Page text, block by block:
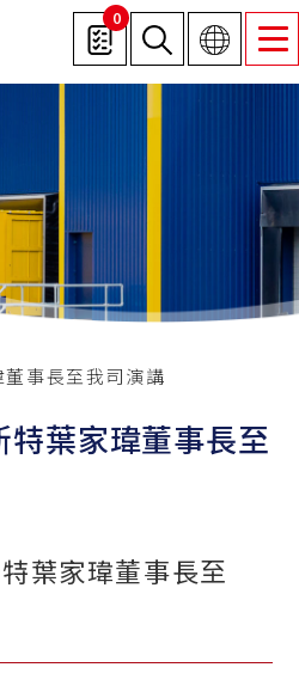
0
事長至我司演講
葉家瑋董事長至
葉家瑋董事長至